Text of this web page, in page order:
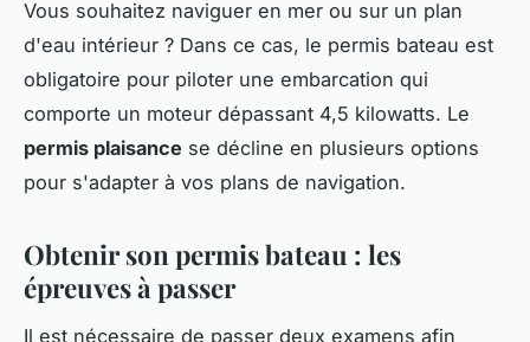
Vous souhaitez naviguer en mer ou sur un plan
d'eau intérieur ? Dans ce cas, le permis bateau est
obligatoire pour piloter une embarcation qui
comporte un moteur dépassant 4,5 kilowatts. Le
permis plaisance se décline en plusieurs options
pour s'adapter à vos plans de navigation.
Obtenir son permis bateau : les
épreuves à passer
Il est nécessaire de passer deux examens afin